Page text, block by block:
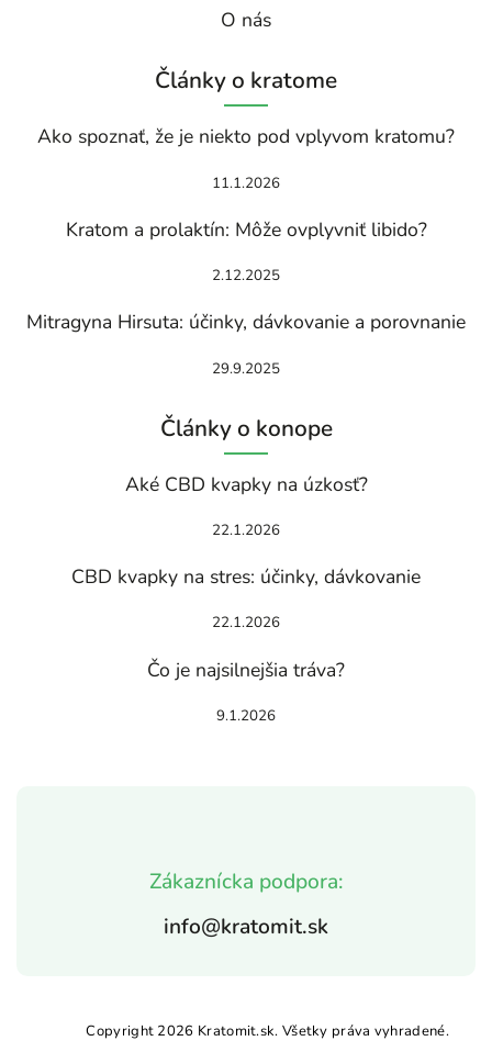
Zákaznícka podpora:
info@kratomit.sk
O nás
Články o kratome
Ako spoznať, že je niekto pod vplyvom kratomu?
11.1.2026
Kratom a prolaktín: Môže ovplyvniť libido?
2.12.2025
Mitragyna Hirsuta: účinky, dávkovanie a porovnanie
29.9.2025
Články o konope
Aké CBD kvapky na úzkosť?
22.1.2026
CBD kvapky na stres: účinky, dávkovanie
22.1.2026
Čo je najsilnejšia tráva?
9.1.2026
Copyright 2026 Kratomit.sk. Všetky práva vyhradené.